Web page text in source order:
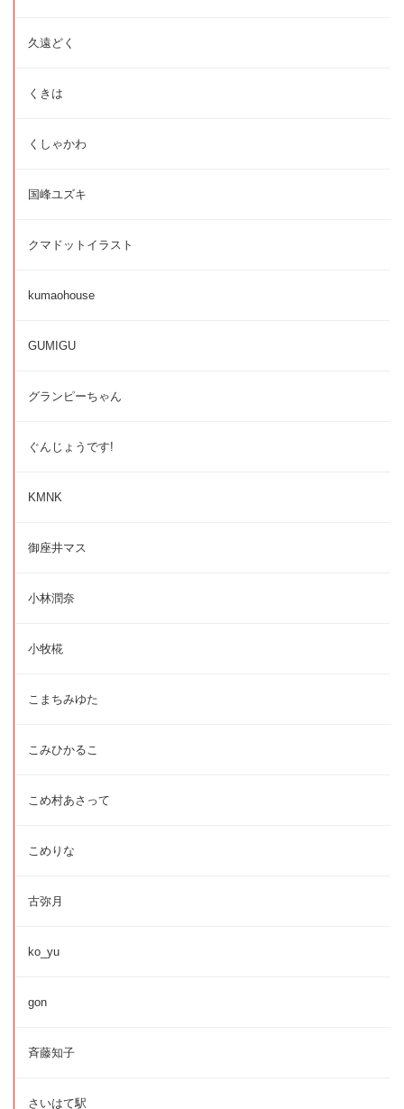
久遠どく
くきは
くしゃかわ
国峰ユズキ
クマドットイラスト
kumaohouse
GUMIGU
グランピーちゃん
ぐんじょうです!
KMNK
御座井マス
小林潤奈
小牧椛
こまちみゆた
こみひかるこ
こめ村あさって
こめりな
古弥月
ko_yu
gon
斉藤知子
さいはて駅